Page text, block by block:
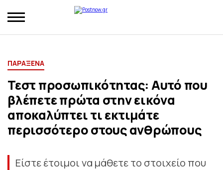
ΠΑΡΑΞΕΝΑ
Τεστ προσωπικότητας: Αυτό που
βλέπετε πρώτα στην εικόνα
αποκαλύπτει τι εκτιμάτε
περισσότερο στους ανθρώπους
Είστε έτοιμοι να μάθετε το στοιχείο που